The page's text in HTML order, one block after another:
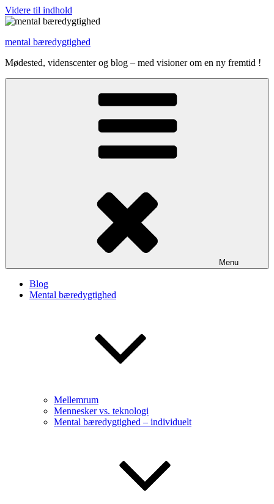
Videre til indhold
mental bæredygtighed
Mødested, videnscenter og blog – med visioner om en ny fremtid !
Menu
Blog
Mental bæredygtighed
Mellemrum
Mennesker vs. teknologi
Mental bæredygtighed – individuelt